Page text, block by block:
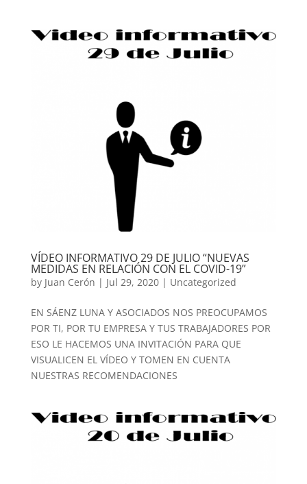
VÍDEO INFORMATIVO 29 DE JULIO “NUEVAS
MEDIDAS EN RELACIÓN CON EL COVID-19”
by Juan Cerón | Jul 29, 2020| Uncategorized
EN SÁENZ LUNA Y ASOCIADOS NOS PREOCUPAMOS
POR TI, POR TU EMPRESA Y TUS TRABAJADORES POR
ESO LE HACEMOS UNA INVITACIÓN PARA QUE
VISUALICEN EL VÍDEO Y TOMEN EN CUENTA
NUESTRAS RECOMENDACIONES